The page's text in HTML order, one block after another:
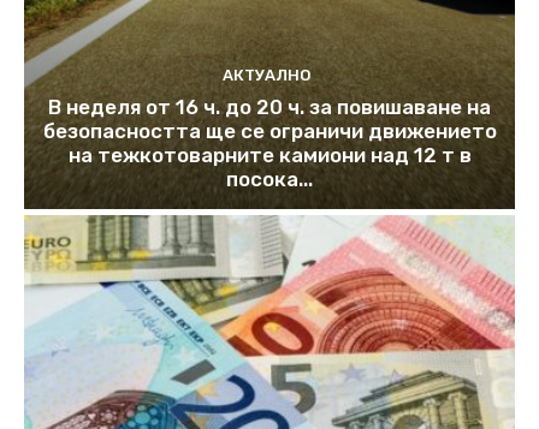
АКТУАЛНО
В неделя от 16 ч. до 20 ч. за повишаване на
безопасността ще се ограничи движението
на тежкотоварните камиони над 12 т в
посока...